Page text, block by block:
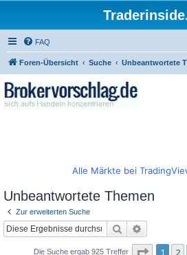
FAQ
Foren-Übersicht Suche Unbeantwortete
Alle Märkte bei
Unbeantwortete Themen
Zur erweiterten Suche
Suche
Die Suche ergab 925 Treffer Seite 1
1 2